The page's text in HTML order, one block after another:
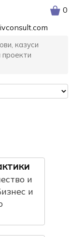
0
казуси
и
и